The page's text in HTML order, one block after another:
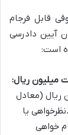
قابل فرجام
قانونگذار در مواد ۳۶۷ و ۳۶۸ قانون آیین دادرسی
است:
ریال:
آن بیش از ۲۰ میلیون ریال (معادل
یا
خواهی